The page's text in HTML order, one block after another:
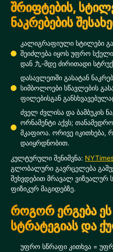
შრიფტების,
ნაკრებების
კალიგრაფიული სტილები
შეიძლება იყოს უფრო
დან 九-მდე ძირითადი
დასავლეთში გასატან
სიმბოლოები სწავლების
ფილებისგან
ძველ ძვლისა და ბამბუკის
ორნამენტი აქვს;
მკაფიოა. ორივე იკითხება,
დაიყრდნობით.
კულტურული შენიშვნა:
გლობალური გავრცელება
შეხვდებით მრავალ
ფიზიკურ მაგიდებზე.
როგორ ერგება ეს
სტრატეგიას და
უფრო სწრაფი კითხვა =